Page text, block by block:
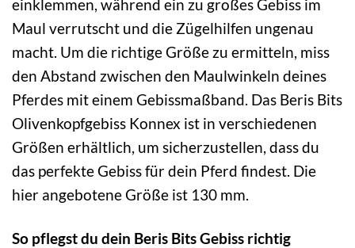
einklemmen, während ein zu großes Gebiss im
Maul verrutscht und die Zügelhilfen ungenau
macht. Um die richtige Größe zu ermitteln, miss
den Abstand zwischen den Maulwinkeln deines
Pferdes mit einem Gebissmaßband. Das Beris Bits
Olivenkopfgebiss Konnex ist in verschiedenen
Größen erhältlich, um sicherzustellen, dass du
das perfekte Gebiss für dein Pferd findest. Die
hier angebotene Größe ist 130 mm.
So pflegst du dein Beris Bits Gebiss richtig